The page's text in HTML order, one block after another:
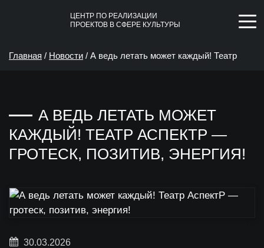
ЦЕНТР ПО РЕАЛИЗАЦИИ
ПРОЕКТОВ В СФЕРЕ КУЛЬТУРЫ
Главная / Новости / А ведь летать может каждый! Театр
А ВЕДЬ ЛЕТАТЬ МОЖЕТ
КАЖДЫЙ! ТЕАТР АСПЕКТР —
ГРОТЕСК, ПОЗИТИВ, ЭНЕРГИЯ!
30.03.2026